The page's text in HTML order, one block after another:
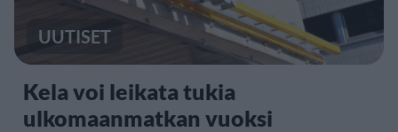
UUTISET
Kela voi leikata tukia
ulkomaanmatkan vuoksi